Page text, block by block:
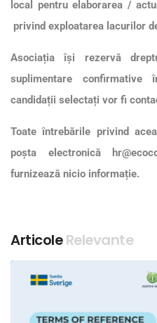
local pentru elaborarea /
privind exploatarea lacurilor
Asociația își rezervă
suplimentare
candidații selectați vor fi
Toate întrebările privind
poșta electronică
furnizează nicio informație.
ArticoleRelevante